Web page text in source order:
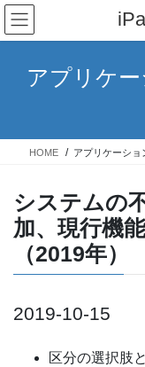
コ
ン
テ
キ
ナ
ビ
ゲ
に
アプリケ
HOME アプリケーショ
システムの
加、現行機
（2019年）
2019-10-15
区分の選択肢